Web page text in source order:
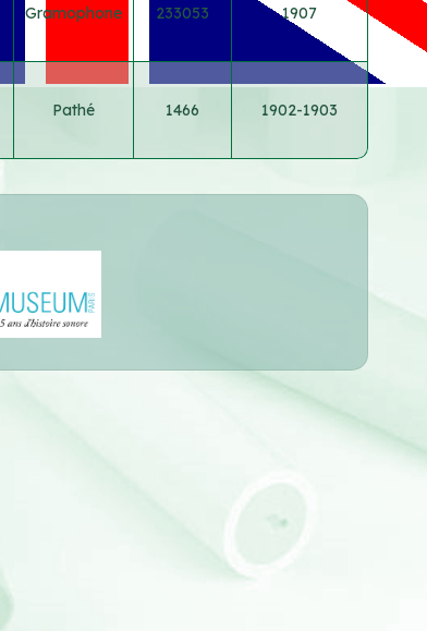
Gramophone 233053 1907
Pathé 1466 1902-1903